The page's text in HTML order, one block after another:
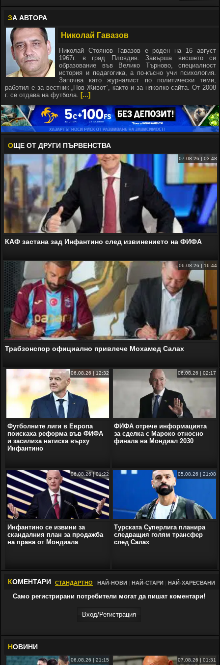
ЗА АВТОРА
Николай Гавазов
Николай Стоянов Гавазов е роден на 16 август
1967г. в град Пловдив. Завърша висшето си
образование във Велико Търново, специалност
история и педагогика, а по-късно учи психология.
Започва като журналист по политически теми,
работил е за вестник „Нов Живот”, както и за няколко сайта. От 2008
г. се отдава на футбола. [...]
ОЩЕ ОТ ДРУГИ ПЪРВЕНСТВА
07.08.26 | 03:48
КАФ застана зад Инфантино след извинението на ФИФА
06.08.26 | 16:44
Трабзонспор официално привлече Мохамед Салах
06.08.26 | 12:32
Футболните лиги в Европа
поискаха реформа във ФИФА
и засилиха натиска върху
Инфантино
06.08.26 | 02:17
ФИФА отрече информацията
за сделка с Мароко относно
финала на Мондиал 2030
06.08.26 | 01:22
Инфантино се извини за
скандалния план за продажба
на права от Мондиала
05.08.26 | 21:08
Турската Суперлига планира
следващия голям трансфер
след Салах
КОМЕНТАРИ СТАНДАРТНО НАЙ-НОВИ НАЙ-СТАРИ НАЙ-ХАРЕСВАНИ
Само регистрирани потребители могат да пишат коментари!
Вход/Регистрaция
НОВИНИ
06.08.26 | 21:15 07.08.26 | 01:31